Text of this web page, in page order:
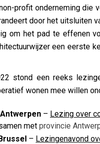
profit onderneming die
door het uitsluiten
om het pad te effenen
een eerste
stond een reeks
wonen mee willen
Antwerpen – Lezing over
met provincie
– Lezingenavond